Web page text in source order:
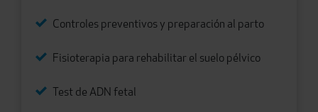
Controles preventivos y preparación al parto
Fisioterapia para rehabilitar el suelo pélvico
Test de ADN fetal